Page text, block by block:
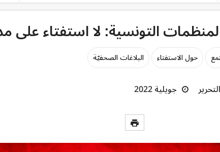
التونسية: لا استفتاء على
حول الاستفتاء البلاغات الصحفيّة
جويلية 2022